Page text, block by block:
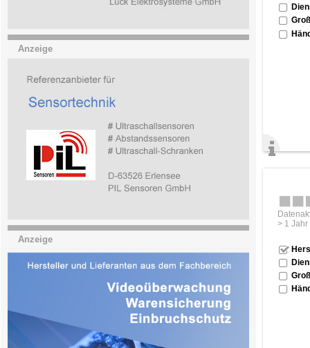
Anzeige
Anzeige
> 1 Jahr